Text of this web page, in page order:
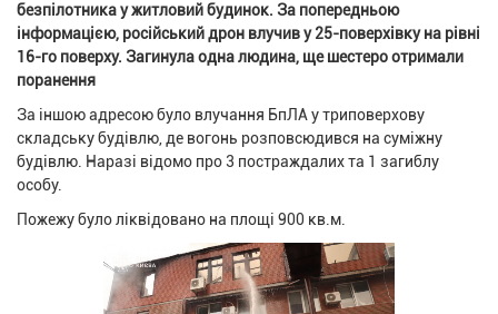
безпілотника у житловий будинок. За попередньою
інформацією, російський дрон влучив у 25-поверхівку на рівні
16-го поверху. Загинула одна людина, ще шестеро отримали
поранення
За іншою адресою було влучання БпЛА у триповерхову
складську будівлю, де вогонь розповсюдився на суміжну
будівлю. Наразі відомо про 3 постраждалих та 1 загиблу
особу.
Пожежу було ліквідовано на площі 900 кв.м.